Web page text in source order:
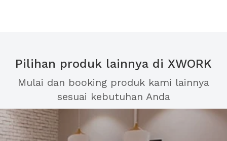
Pilihan produk lainnya di XWORK
Mulai dan booking produk kami lainnya
sesuai kebutuhan Anda